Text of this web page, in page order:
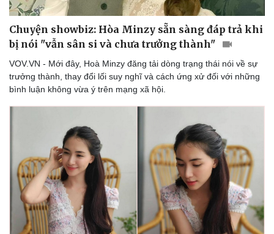
Chuyện showbiz: Hòa Minzy sẵn sàng đáp trả khi
bị nói "vẫn sân si và chưa trưởng thành"
VOV.VN - Mới đây, Hoà Minzy đăng tải dòng trạng thái nói về sự
trưởng thành, thay đổi lối suy nghĩ và cách ứng xử đối với những
bình luận không vừa ý trên mạng xã hội.